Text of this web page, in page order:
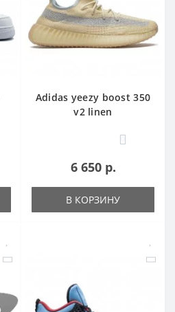
Adidas yееzy boost 350
v2 linen
0
6 650 р.
В КОРЗИНУ